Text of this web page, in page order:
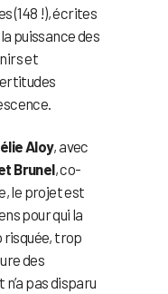
(148 !), écrites
puissance des
et
Aloy, avec
Brunel, co-
le projet est
pour qui la
risquée, trop
des
pas disparu